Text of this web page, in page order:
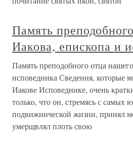
Память
Иакова, епископа и
Память преподобного отца
исповедника Сведения, которые
Иакове Исповеднике, очень
только, что он, стремясь с самых
подвижнической жизни, принял
умерщвлял плоть свою